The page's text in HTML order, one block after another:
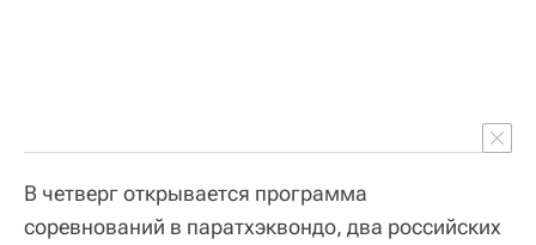
В четверг открывается программа
соревнований в паратхэквондо, два российских